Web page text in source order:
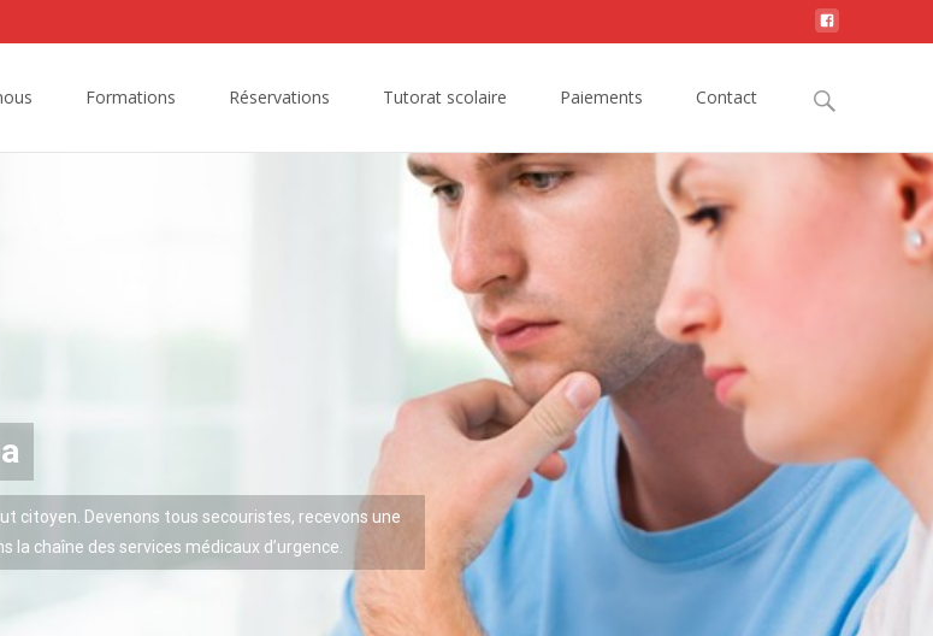
Formations Réservations Tutorat scolaire Paiements Contact
Search
citoyen. Devenons tous secouristes, recevons une
chaîne des services médicaux d’urgence.